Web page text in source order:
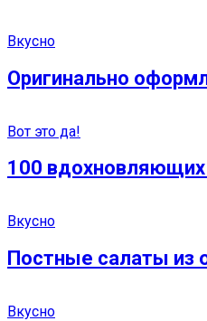
Вкусно
Оригинально
Вот это да!
100
Вкусно
Постные салаты из
Вкусно